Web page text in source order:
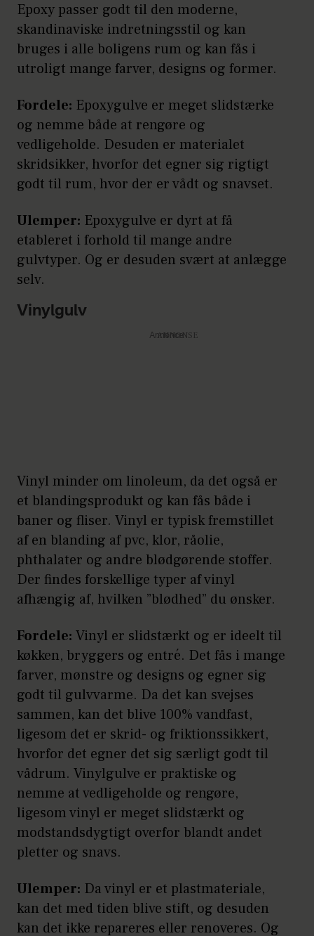
Epoxy passer godt til den moderne,
skandinaviske indretningsstil og kan
bruges i alle boligens rum og kan fås i
utroligt mange farver, designs og former.
Fordele: Epoxygulve er meget slidstærke
og nemme både at rengøre og
vedligeholde. Desuden er materialet
skridsikker, hvorfor det egner sig rigtigt
godt til rum, hvor der er vådt og snavset.
Ulemper: Epoxygulve er dyrt at få
etableret i forhold til mange andre
gulvtyper. Og er desuden svært at anlægge
selv.
Vinylgulv
Annonce
Vinyl minder om linoleum, da det også er
et blandingsprodukt og kan fås både i
baner og fliser. Vinyl er typisk fremstillet
af en blanding af pvc, klor, råolie,
phthalater og andre blødgørende stoffer.
Der findes forskellige typer af vinyl
afhængig af, hvilken ”blødhed” du ønsker.
Fordele: Vinyl er slidstærkt og er ideelt til
køkken, bryggers og entré. Det fås i mange
farver, mønstre og designs og egner sig
godt til gulvvarme. Da det kan svejses
sammen, kan det blive 100% vandfast,
ligesom det er skrid- og friktionssikkert,
hvorfor det egner det sig særligt godt til
vådrum. Vinylgulve er praktiske og
nemme at vedligeholde og rengøre,
ligesom vinyl er meget slidstærkt og
modstandsdygtigt overfor blandt andet
pletter og snavs.
Ulemper: Da vinyl er et plastmateriale,
kan det med tiden blive stift, og desuden
kan det ikke repareres eller renoveres. Og